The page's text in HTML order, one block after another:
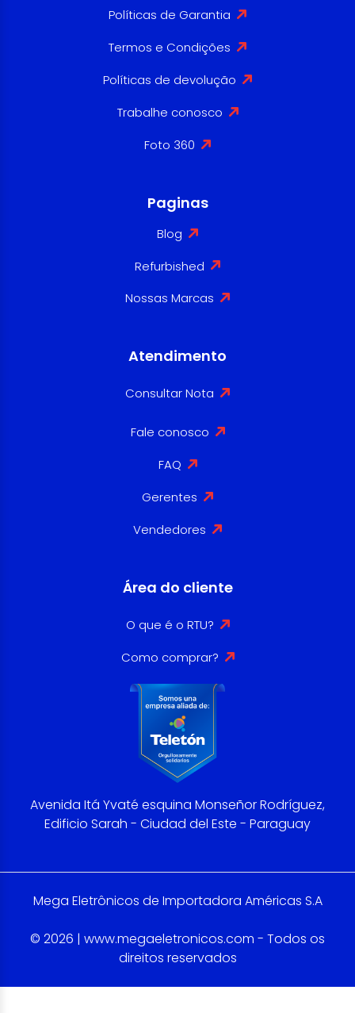
Políticas de Garantia
Termos e Condições
Políticas de devolução
Trabalhe conosco
Foto 360
Paginas
Blog
Refurbished
Nossas Marcas
Atendimento
Consultar Nota
Fale conosco
FAQ
Gerentes
Vendedores
Área do cliente
O que é o RTU?
Como comprar?
Avenida Itá Yvaté esquina Monseñor Rodríguez,
Edificio Sarah - Ciudad del Este - Paraguay
Mega Eletrônicos de Importadora Américas S.A
© 2026 | www.megaeletronicos.com - Todos os
direitos reservados